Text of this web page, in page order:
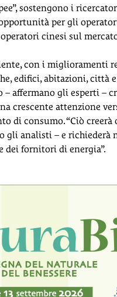
sostengono i
per gli
cinesi sul
con i miglioramenti
edifici, abitazioni,
affermano gli esperti –
crescente attenzione
di consumo. “Ciò
gli analisti – e richiederà
dei fornitori di energia”.